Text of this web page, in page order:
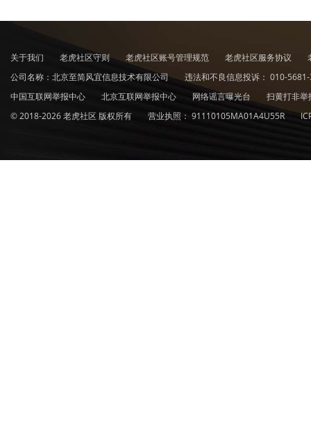
关于我们 老虎社区守则 老虎社区账号管理规范 老虎社区服务协议
公司名称：北京至简风宜信息技术有限公司
违法和不良信息投诉： 010-
中国互联网举报中心
北京互联网举报中心 网络谣言曝光台
扫黄打非
© 2018-2026 老虎社区 版权所有
营业执照： 91110105MA01A4U55R